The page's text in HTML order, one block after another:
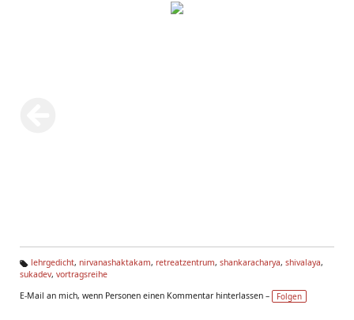
Ta
s:
lehrgedicht, nirvanashaktakam, retreatzentrum, shankaracharya, shivalaya,
sukadev, vortragsreihe
E-Mail an mich, wenn Personen einen Kommentar hinterlassen –
Folgen